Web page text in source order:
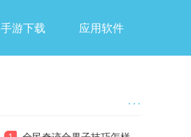
手游下载 应用软件
· · ·